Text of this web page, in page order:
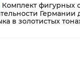
Комплект фигурных
Германии
в золотистых